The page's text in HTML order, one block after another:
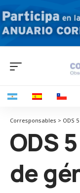
Corresponsables > ODS
ODS
de